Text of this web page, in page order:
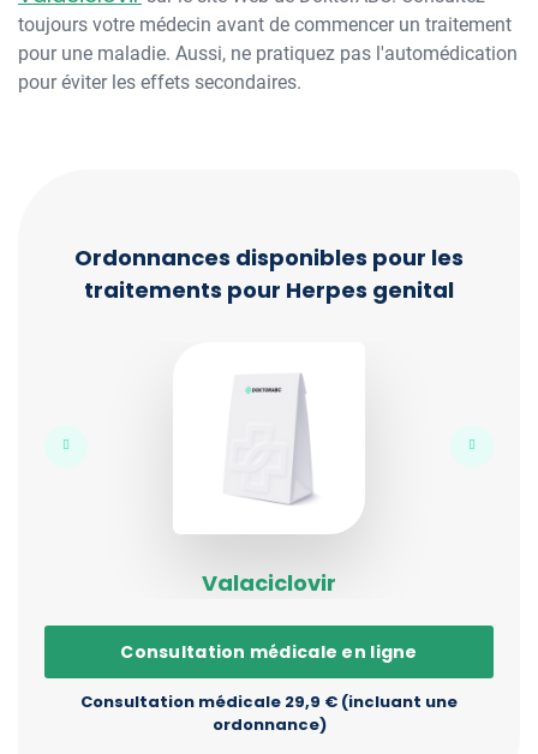
toujours votre médecin avant de commencer un traitement
pour une maladie. Aussi, ne pratiquez pas l'automédication
pour éviter les effets secondaires.
Ordonnances disponibles pour les
traitements pour Herpes genital
Valaciclovir
Consultation médicale en ligne
Consultation médicale 29,9 € (incluant une
ordonnance)